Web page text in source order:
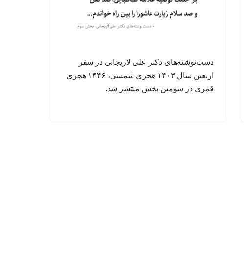
دست‌نوشته‌های دکتر علی لاریجانی در سفر
اربعین سال ۱۴۰۳ هجری شمسی، ۱۴۴۶ هجری
قمری در سومین بخش منتشر شد.